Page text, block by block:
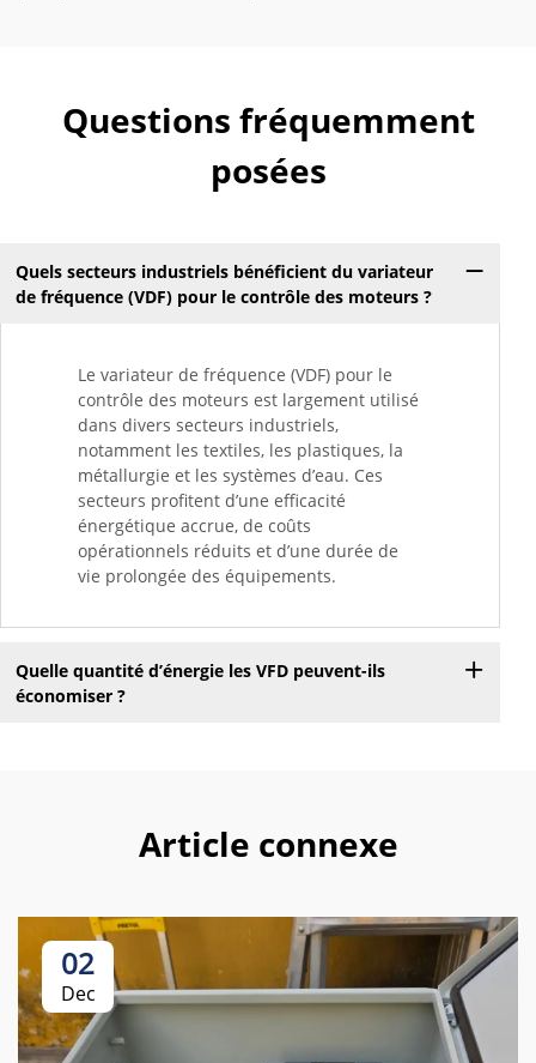
Questions fréquemment
posées
Quels secteurs industriels bénéficient du variateur
de fréquence (VDF) pour le contrôle des moteurs ?
Le variateur de fréquence (VDF) pour le
contrôle des moteurs est largement utilisé
dans divers secteurs industriels,
notamment les textiles, les plastiques, la
métallurgie et les systèmes d’eau. Ces
secteurs profitent d’une efficacité
énergétique accrue, de coûts
opérationnels réduits et d’une durée de
vie prolongée des équipements.
Quelle quantité d’énergie les VFD peuvent-ils
économiser ?
Article connexe
02
Dec